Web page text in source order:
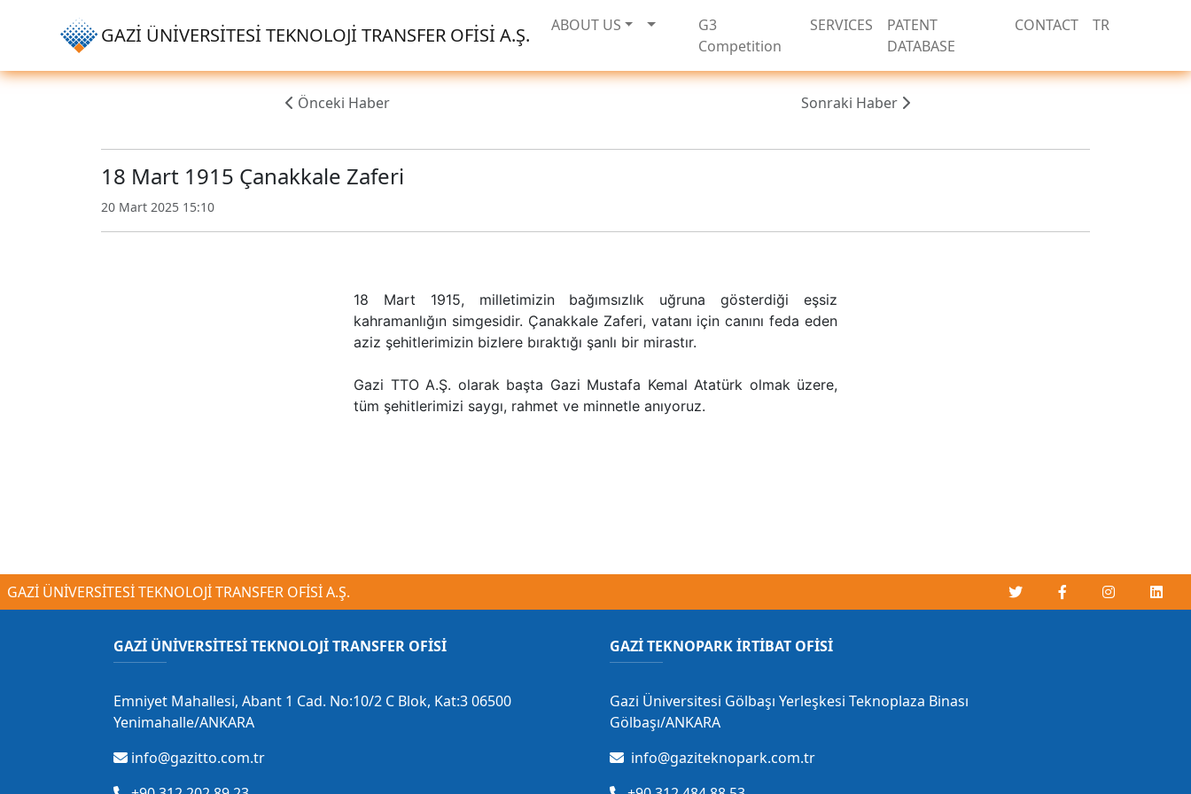
GAZİ ÜNİVERSİTESİ TEKNOLOJİ TRANSFER OFİSİ A.Ş. ABOUT US
G3
Competition
SERVICES
PATENT
DATABASE
CONTACT TR
Önceki Haber Sonraki Haber
18 Mart 1915 Çanakkale Zaferi
20 Mart 2025 15:10
18 Mart 1915, milletimizin bağımsızlık uğruna gösterdiği eşsiz
kahramanlığın simgesidir. Çanakkale Zaferi, vatanı için canını feda eden
aziz şehitlerimizin bizlere bıraktığı şanlı bir mirastır.
Gazi TTO A.Ş. olarak başta Gazi Mustafa Kemal Atatürk olmak üzere,
tüm şehitlerimizi saygı, rahmet ve minnetle anıyoruz.
GAZİ ÜNİVERSİTESİ TEKNOLOJİ TRANSFER OFİSİ A.Ş.
GAZİ ÜNİVERSİTESİ TEKNOLOJİ TRANSFER OFİSİ
Emniyet Mahallesi, Abant 1 Cad. No:10/2 C Blok, Kat:3 06500
Yenimahalle/ANKARA
info@gazitto.com.tr
GAZİ TEKNOPARK İRTİBAT OFİSİ
Gazi Üniversitesi Gölbaşı Yerleşkesi Teknoplaza Binası
Gölbaşı/ANKARA
info@gaziteknopark.com.tr